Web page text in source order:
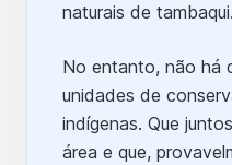
naturais de tambaqui.
No entanto, não há
unidades de
indígenas. Que
área e que,